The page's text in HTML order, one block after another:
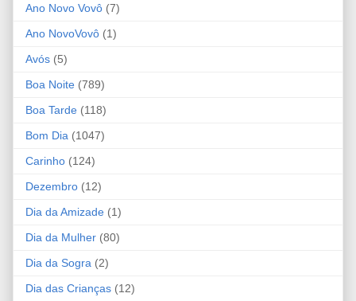
Ano Novo Vovô (7)
Ano NovoVovô (1)
Avós (5)
Boa Noite (789)
Boa Tarde (118)
Bom Dia (1047)
Carinho (124)
Dezembro (12)
Dia da Amizade (1)
Dia da Mulher (80)
Dia da Sogra (2)
Dia das Crianças (12)